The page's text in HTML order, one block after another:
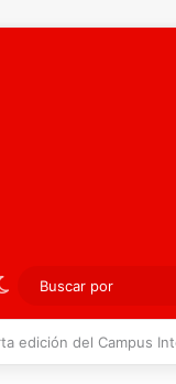
Switch skin